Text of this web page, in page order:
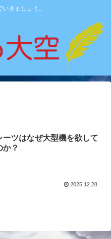
きましょう。
ーツはなぜ大型機を欲して
か？
2025.12.28